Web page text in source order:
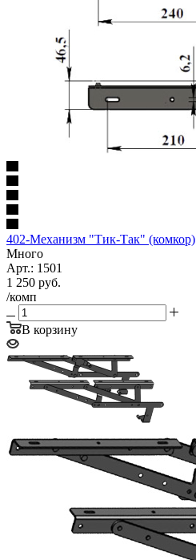
402-Механизм "Тик-Так" (комкор)
Много
Арт.: 1501
1 250 руб.
/комп
В корзину